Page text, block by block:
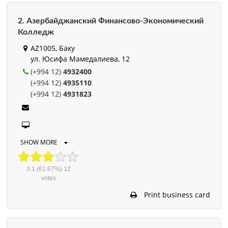
2. Азербайджанский Финансово-Экономический
Колледж
AZ1005, Баку
ул. Юсифа Мамедалиева, 12
(+994 12) 4932400
(+994 12) 4935110
(+994 12) 4931823
SHOW MORE
3.1 (61.67%) 12
votes
Print business card